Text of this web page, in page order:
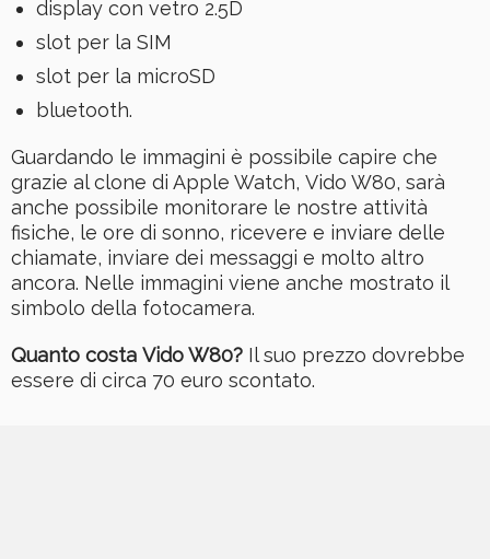
display con vetro 2.5D
slot per la SIM
slot per la microSD
bluetooth.
Guardando le immagini è possibile capire che
grazie al clone di Apple Watch, Vido W80, sarà
anche possibile monitorare le nostre attività
fisiche, le ore di sonno, ricevere e inviare delle
chiamate, inviare dei messaggi e molto altro
ancora. Nelle immagini viene anche mostrato il
simbolo della fotocamera.
Quanto costa Vido W80? Il suo prezzo dovrebbe
essere di circa 70 euro scontato.